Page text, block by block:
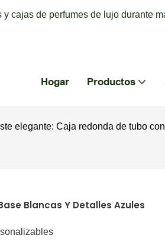
cajas de perfumes de lujo durante
Hogar Productos
elegante: Caja redonda de tubo
Blancas Y Detalles Azules